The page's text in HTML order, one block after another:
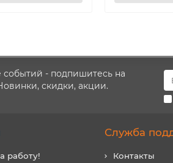
событий - подпишитесь на
скидки, акции.
работу!
Служба
Контакты